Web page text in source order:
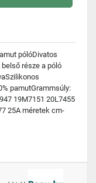
pólóDivatos
része a póló
pamutGrammsúly:
19M7151 20L7455
25A méretek cm-